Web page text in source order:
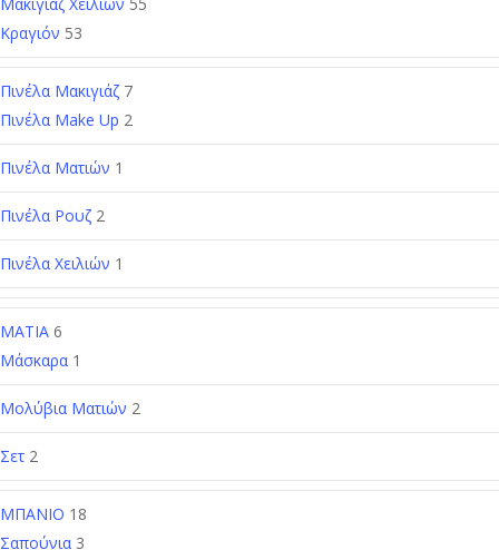
Κραγιόν 53
Πινέλα Μακιγιάζ 7
Πινέλα Make Up 2
Πινέλα Ματιών 1
Πινέλα Ρουζ 2
Πινέλα Χειλιών 1
ΜΑΤΙΑ 6
Μάσκαρα 1
Μολύβια Ματιών 2
Σετ 2
ΜΠΑΝΙΟ 18
Σαπούνια 3